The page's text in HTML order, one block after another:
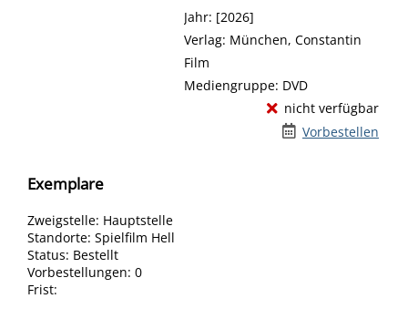
Jahr: [2026]
Verlag: München, Constantin
Film
Mediengruppe: DVD
nicht verfügbar
Vorbestellen
Exemplare
Zweigstelle: Hauptstelle
Standorte: Spielfilm Hell
Status: Bestellt
Vorbestellungen: 0
Frist: